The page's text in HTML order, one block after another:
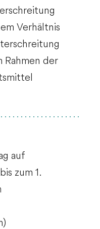
Verhältnis
Rahmen der
auf
zum 1.